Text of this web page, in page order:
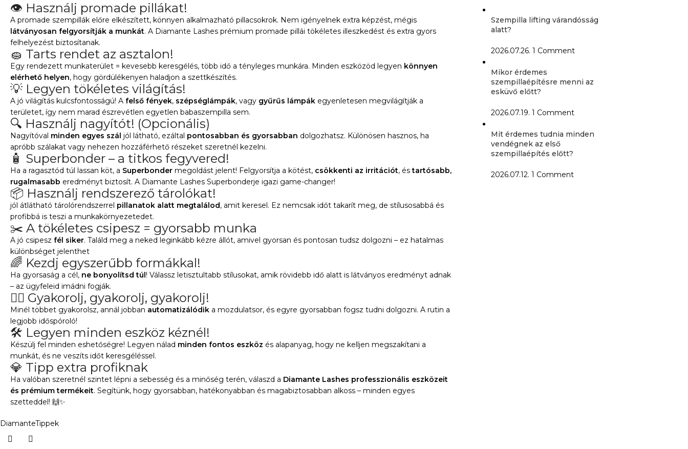
👁️ Használj promade pillákat!
A promade szempillák előre elkészített, könnyen alkalmazható pillacsokrok. Nem igényelnek extra képzést, mégis
látványosan felgyorsítják a munkát. A Diamante Lashes prémium promade pillái tökéletes illeszkedést és extra gyors
felhelyezést biztosítanak.
🧽 Tarts rendet az asztalon!
Egy rendezett munkaterület = kevesebb keresgélés, több idő a tényleges munkára. Minden eszközöd legyen könnyen
elérhető helyen, hogy gördülékenyen haladjon a szettkészítés.
💡 Legyen tökéletes világítás!
A jó világítás kulcsfontosságú! A felső fények, szépséglámpák, vagy gyűrűs lámpák egyenletesen megvilágítják a
területet, így nem marad észrevétlen egyetlen babaszempilla sem.
🔍 Használj nagyítót! (Opcionális)
Nagyítóval minden egyes szál jól látható, ezáltal pontosabban és gyorsabban dolgozhatsz. Különösen hasznos, ha
apróbb szálakat vagy nehezen hozzáférhető részeket szeretnél kezelni.
🧴 Superbonder – a titkos fegyvered!
Ha a ragasztód túl lassan köt, a Superbonder megoldást jelent! Felgyorsítja a kötést, csökkenti az irritációt, éstartósabb,
rugalmasabb eredményt biztosít. A Diamante Lashes Superbonderje igazi game-changer!
📦 Használj rendszerező tárolókat!
jól átlátható tárolórendszerrel pillanatok alatt megtalálod, amit keresel. Ez nemcsak időt takarít meg, de stílusosabbá és
profibbá is teszi a munkakörnyezetedet.
✂️ A tökéletes csipesz = gyorsabb munka
A jó csipesz fél siker. Találd meg a neked leginkább kézre állót, amivel gyorsan és pontosan tudsz dolgozni – ez hatalmas
különbséget jelenthet
🌈 Kezdj egyszerűbb formákkal!
Ha gyorsaság a cél, ne bonyolítsd túl! Válassz letisztultabb stílusokat, amik rövidebb idő alatt is látványos eredményt adnak
– az ügyfeleid imádni fogják.
🏋️‍♀️ Gyakorolj, gyakorolj, gyakorolj!
Minél többet gyakorolsz, annál jobban automatizálódik a mozdulatsor, és egyre gyorsabban fogsz tudni dolgozni. A rutin a
legjobb időspóroló!
🛠️ Legyen minden eszköz kéznél!
Készülj fel minden eshetőségre! Legyen nálad minden fontos eszköz és alapanyag, hogy ne kelljen megszakítani a
munkát, és ne veszíts időt keresgéléssel.
💎 Tipp extra profiknak
Ha valóban szeretnél szintet lépni a sebesség és a minőség terén, válaszd a Diamante Lashes professzionális eszközeit
és prémium termékeit. Segítünk, hogy gyorsabban, hatékonyabban és magabiztosabban alkoss – minden egyes
szetteddel! 🙌✨
DiamanteTippek
Szempilla lifting várandósság
alatt?
2026.07.26. 1 Comment
Mikor érdemes
szempillaépítésre menni az
esküvő előtt?
2026.07.19. 1 Comment
Mit érdemes tudnia minden
vendégnek az első
szempillaépítés előtt?
2026.07.12. 1 Comment